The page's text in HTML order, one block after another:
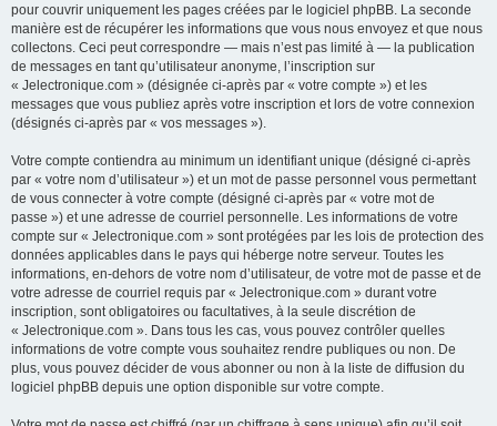
pour couvrir uniquement les pages créées par le logiciel phpBB. La seconde
manière est de récupérer les informations que vous nous envoyez et que nous
collectons. Ceci peut correspondre — mais n’est pas limité à — la publication
de messages en tant qu’utilisateur anonyme, l’inscription sur
« Jelectronique.com » (désignée ci-après par « votre compte ») et les
messages que vous publiez après votre inscription et lors de votre connexion
(désignés ci-après par « vos messages »).
Votre compte contiendra au minimum un identifiant unique (désigné ci-après
par « votre nom d’utilisateur ») et un mot de passe personnel vous permettant
de vous connecter à votre compte (désigné ci-après par « votre mot de
passe ») et une adresse de courriel personnelle. Les informations de votre
compte sur « Jelectronique.com » sont protégées par les lois de protection des
données applicables dans le pays qui héberge notre serveur. Toutes les
informations, en-dehors de votre nom d’utilisateur, de votre mot de passe et de
votre adresse de courriel requis par « Jelectronique.com » durant votre
inscription, sont obligatoires ou facultatives, à la seule discrétion de
« Jelectronique.com ». Dans tous les cas, vous pouvez contrôler quelles
informations de votre compte vous souhaitez rendre publiques ou non. De
plus, vous pouvez décider de vous abonner ou non à la liste de diffusion du
logiciel phpBB depuis une option disponible sur votre compte.